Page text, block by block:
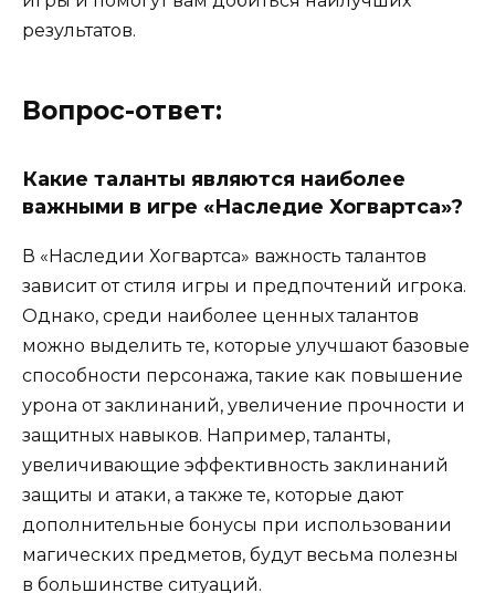
результатов.
Вопрос-ответ:
Какие таланты являются наиболее
важными в игре «Наследие Хогвартса»?
В «Наследии Хогвартса» важность талантов
зависит от стиля игры и предпочтений игрока.
Однако, среди наиболее ценных талантов
можно выделить те, которые улучшают базовые
способности персонажа, такие как повышение
урона от заклинаний, увеличение прочности и
защитных навыков. Например, таланты,
увеличивающие эффективность заклинаний
защиты и атаки, а также те, которые дают
дополнительные бонусы при использовании
магических предметов, будут весьма полезны
в большинстве ситуаций.